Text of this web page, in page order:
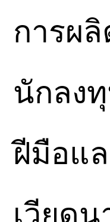
การผ
นักลง
ฝีมือแ
เวียด